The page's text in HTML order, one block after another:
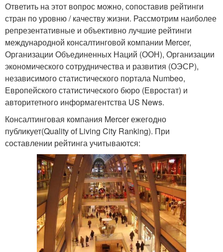
Ответить на этот вопрос можно, сопоставив рейтинги
стран по уровню / качеству жизни. Рассмотрим наиболее
репрезентативные и объективно лучшие рейтинги
международной консалтинговой компании Mercer,
Организации Объединенных Наций (ООН), Организации
экономического сотрудничества и развития (ОЭСР),
независимого статистического портала Numbeo,
Европейского статистического бюро (Евростат) и
авторитетного информагентства US News.
Консалтинговая компания Mercer ежегодно
публикует(Quality of Living City Ranking). При
составлении рейтинга учитываются: